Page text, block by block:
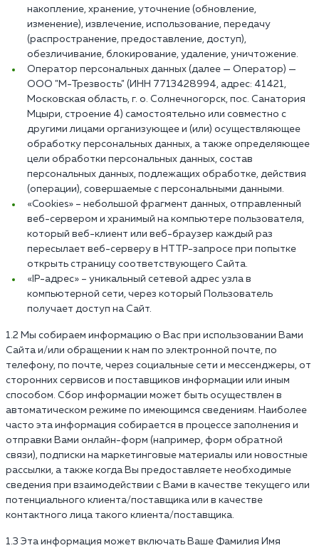
накопление, хранение, уточнение (обновление,
изменение), извлечение, использование, передачу
(распространение, предоставление, доступ),
обезличивание, блокирование, удаление, уничтожение.
Оператор персональных данных (далее — Оператор) —
ООО "М-Трезвость" (ИНН 7713428994, адрес: 41421,
Московская область, г. о. Солнечногорск, пос. Санатория
Мцыри, строение 4) самостоятельно или совместно с
другими лицами организующее и (или) осуществляющее
обработку персональных данных, а также определяющее
цели обработки персональных данных, состав
персональных данных, подлежащих обработке, действия
(операции), совершаемые с персональными данными.
«Cookies» – небольшой фрагмент данных, отправленный
веб-сервером и хранимый на компьютере пользователя,
который веб-клиент или веб-браузер каждый раз
пересылает веб-серверу в HTTP-запросе при попытке
открыть страницу соответствующего Сайта.
«IP-адрес» – уникальный сетевой адрес узла в
компьютерной сети, через который Пользователь
получает доступ на Сайт.
1.2 Мы собираем информацию о Вас при использовании Вами
Сайта и/или обращении к нам по электронной почте, по
телефону, по почте, через социальные сети и мессенджеры, от
сторонних сервисов и поставщиков информации или иным
способом. Сбор информации может быть осуществлен в
автоматическом режиме по имеющимся сведениям. Наиболее
часто эта информация собирается в процессе заполнения и
отправки Вами онлайн-форм (например, форм обратной
связи), подписки на маркетинговые материалы или новостные
рассылки, а также когда Вы предоставляете необходимые
сведения при взаимодействии с Вами в качестве текущего или
потенциального клиента/поставщика или в качестве
контактного лица такого клиента/поставщика.
1.3 Эта информация может включать Ваше Фамилия Имя